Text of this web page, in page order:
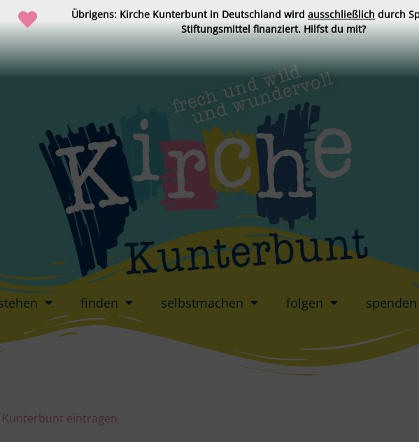
finden selbstmachen folgen spenden
Kunterbunt eintragen
Übrigens: Kirche Kunterbunt in Deutschland wird ausschließlich durch
Stiftungsmittel finanziert. Hilfst du mit?